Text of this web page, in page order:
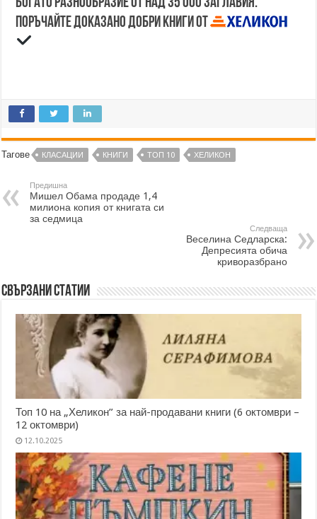
Поръчайте доказано добри книги от
Тагове КЛАСАЦИИ КНИГИ ТОП 10 ХЕЛИКОН
Предишна
Мишел Обама продаде 1,4
милиона копия от книгата си
за седмица
Следваща
Веселина Седларска:
Депресията обича
криворазбрано
Свързани статии
Топ 10 на „Хеликон” за най-продавани книги (6 октомври –
12 октомври)
12.10.2025